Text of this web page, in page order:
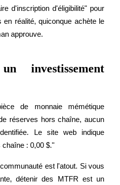
!
d'inscription d'éligibilité" pour
en réalité, quiconque achète le
approuve.
investissement
de monnaie mémétique
réserves hors chaîne, aucun
Le site web indique
: 0,00 $."
est l'atout. Si vous
détenir des MTFR est un